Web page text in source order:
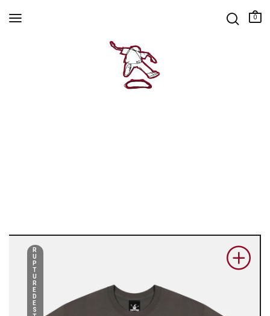
0
R
U
P
T
U
R
E
D
E
S